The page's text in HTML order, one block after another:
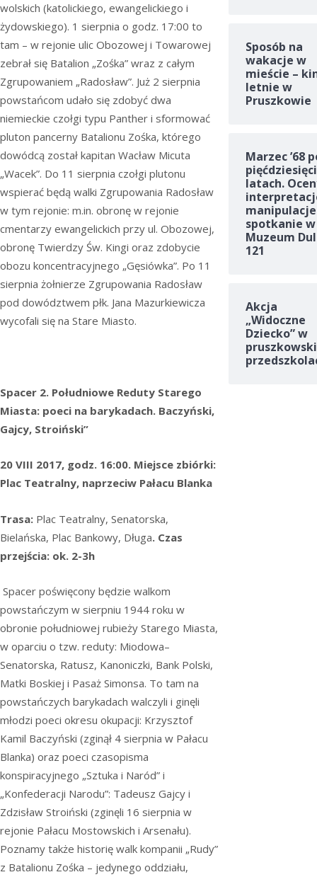
wolskich (katolickiego, ewangelickiego i
żydowskiego). 1 sierpnia o godz. 17:00 to
tam – w rejonie ulic Obozowej i Towarowej
zebrał się Batalion „Zośka” wraz z całym
Zgrupowaniem „Radosław”. Już 2 sierpnia
powstańcom udało się zdobyć dwa
niemieckie czołgi typu Panther i sformować
pluton pancerny Batalionu Zośka, którego
dowódcą został kapitan Wacław Micuta
„Wacek”. Do 11 sierpnia czołgi plutonu
wspierać będą walki Zgrupowania Radosław
w tym rejonie: m.in. obronę w rejonie
cmentarzy ewangelickich przy ul. Obozowej,
obronę Twierdzy Św. Kingi oraz zdobycie
obozu koncentracyjnego „Gęsiówka”. Po 11
sierpnia żołnierze Zgrupowania Radosław
pod dowództwem płk. Jana Mazurkiewicza
wycofali się na Stare Miasto.
Spacer 2. Południowe Reduty Starego
Miasta: poeci na barykadach. Baczyński,
Gajcy, Stroiński”
20 VIII 2017, godz. 16:00. Miejsce zbiórki:
Plac Teatralny, naprzeciw Pałacu Blanka
Trasa: Plac Teatralny, Senatorska,
Bielańska, Plac Bankowy, Długa. Czas
przejścia: ok. 2-3h
Spacer poświęcony będzie walkom
powstańczym w sierpniu 1944 roku w
obronie południowej rubieży Starego Miasta,
w oparciu o tzw. reduty: Miodowa–
Senatorska, Ratusz, Kanoniczki, Bank Polski,
Matki Boskiej i Pasaż Simonsa. To tam na
powstańczych barykadach walczyli i ginęli
młodzi poeci okresu okupacji: Krzysztof
Kamil Baczyński (zginął 4 sierpnia w Pałacu
Blanka) oraz poeci czasopisma
konspiracyjnego „Sztuka i Naród” i
„Konfederacji Narodu”: Tadeusz Gajcy i
Zdzisław Stroiński (zginęli 16 sierpnia w
rejonie Pałacu Mostowskich i Arsenału).
Poznamy także historię walk kompanii „Rudy”
z Batalionu Zośka – jedynego oddziału,
Sposób na
wakacje w
mieście –
letnie w
Pruszkowie
Marzec ’68
latach.
spotkanie w
Muzeum
121
Akcja
„Widoczne
Dziecko” w